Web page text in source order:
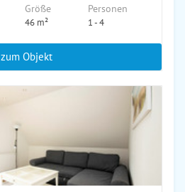
Größe
46 m²
Personen
1 - 4
zum Objekt